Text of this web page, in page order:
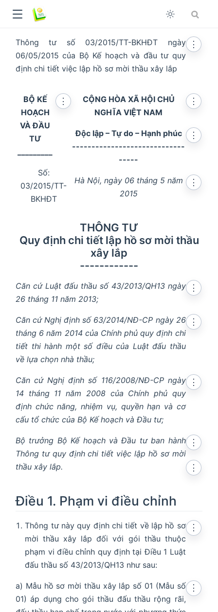
Thông tư số 03/2015/TT-BKHĐT ngày
06/05/2015 của Bộ Kế hoạch và đầu tư quy
định chi tiết việc lập hồ sơ mời thầu xây lắp
⋮
BỘ KẾ
HOẠCH
VÀ ĐẦU
TƯ
⋮
Số:
03/2015/TT-
BKHĐT
CỘNG HÒA XÃ HỘI CHỦ
NGHĨA VIỆT NAM
⋮
Độc lập – Tự do – Hạnh phúc
-----------------------------
-----
⋮
Hà Nội, ngày 06 tháng 5 năm
2015
⋮
THÔNG TƯ
Quy định chi tiết lập hồ sơ mời thầu
xây lắp
------------
Căn cứ Luật đấu thầu số 43/2013/QH13 ngày
26 tháng 11 năm 2013;
⋮
Căn cứ Nghị định số 63/2014/NĐ-CP ngày 26
tháng 6 năm 2014 của Chính phủ quy định chi
tiết thi hành một số điều của Luật đấu thầu
về lựa chọn nhà thầu;
⋮
Căn cứ Nghị định số 116/2008/NĐ-CP ngày
14 tháng 11 năm 2008 của Chính phủ quy
định chức năng, nhiệm vụ, quyền hạn và cơ
cấu tổ chức của Bộ Kế hoạch và Đầu tư;
⋮
Bộ trưởng Bộ Kế hoạch và Đầu tư ban hành
Thông tư quy định chi tiết việc lập hồ sơ mời
thầu xây lắp.
⋮
Điều 1. Phạm vi điều chỉnh
⋮
Thông tư này quy định chi tiết về lập hồ sơ
mời thầu xây lắp đối với gói thầu thuộc
phạm vi điều chỉnh quy định tại Điều 1 Luật
đấu thầu số 43/2013/QH13 như sau:
⋮
a) Mẫu hồ sơ mời thầu xây lắp số 01 (Mẫu số
01) áp dụng cho gói thầu đấu thầu rộng rãi,
⋮